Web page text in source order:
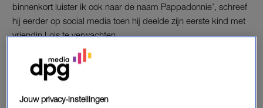
binnenkort luister ik ook naar de naam Pappadonnie’, schreef
hij eerder op social media toen hij deelde zijn eerste kind met
vriendin Lois te verwachten.
Het jongetje is inmiddels twee jaar oud en al meermaals op
social media gedeeld. Bij de meeste foto’s schrijft de rapper
Jouw privacy-instellingen